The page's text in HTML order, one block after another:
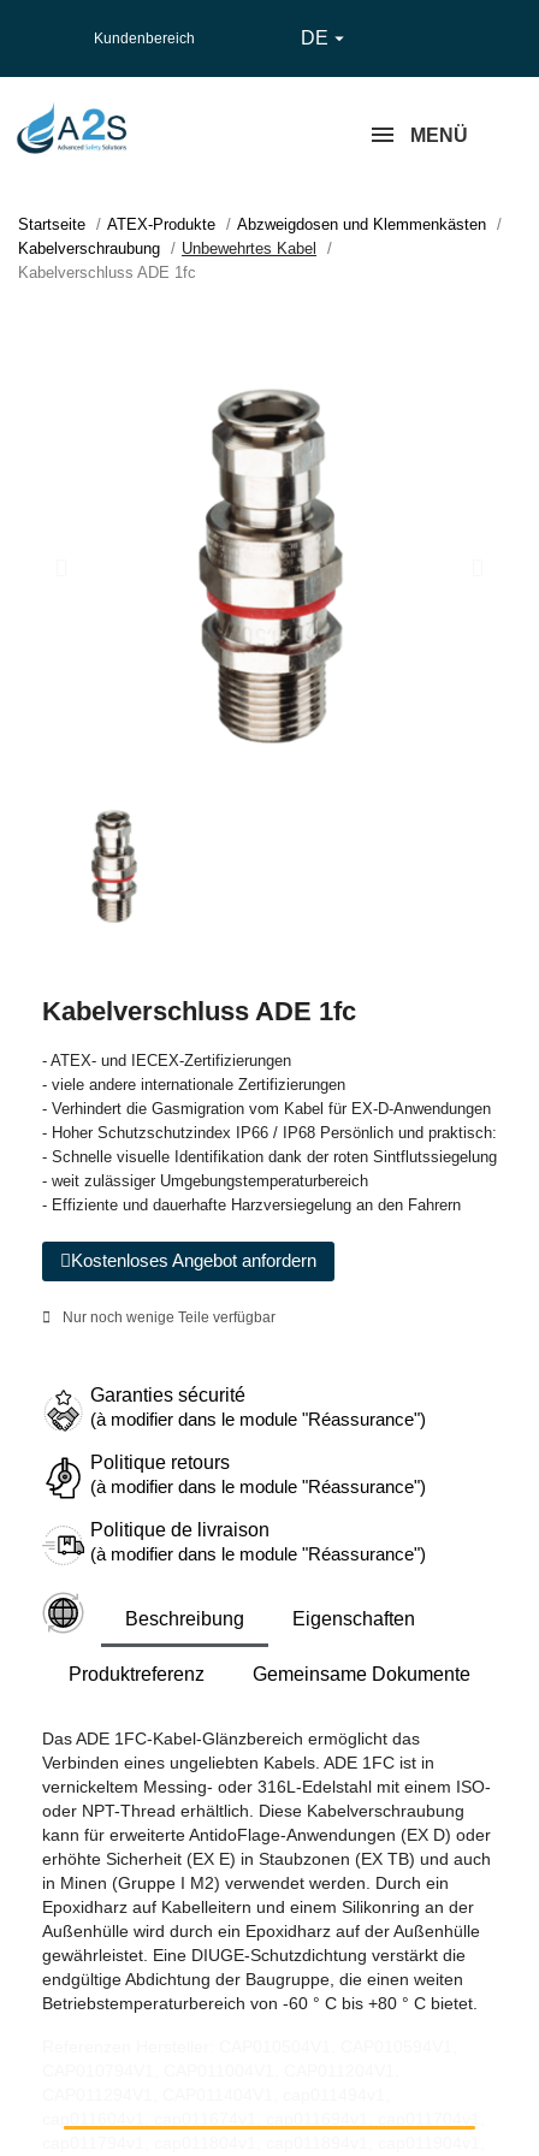
Kundenbereich DE 
MENÜ
Startseite ATEX-Produkte
Abzweigdosen und Klemmenkästen
Kabelverschraubung
Unbewehrtes Kabel
Kabelverschluss ADE 1fc
Kabelverschluss ADE 1fc
- ATEX- und IECEX-Zertifizierungen
- viele andere internationale Zertifizierungen
- Verhindert die Gasmigration vom Kabel für EX-D-Anwendungen
- Hoher Schutzschutzindex IP66 / IP68 Persönlich und praktisch:
- Schnelle visuelle Identifikation dank der roten Sintflutssiegelung
- weit zulässiger Umgebungstemperaturbereich
- Effiziente und dauerhafte Harzversiegelung an den Fahrern
Kostenloses Angebot anfordern
Nur noch wenige Teile verfügbar
Garanties sécurité
(à modifier dans le module "Réassurance")
Politique retours
(à modifier dans le module "Réassurance")
Politique de livraison
(à modifier dans le module "Réassurance")
Beschreibung Eigenschaften
Produktreferenz Gemeinsame Dokumente
Das ADE 1FC-Kabel-Glänzbereich ermöglicht das
Verbinden eines ungeliebten Kabels. ADE 1FC ist in
vernickeltem Messing- oder 316L-Edelstahl mit einem ISO-
oder NPT-Thread erhältlich. Diese Kabelverschraubung
kann für erweiterte AntidoFlage-Anwendungen (EX D) oder
erhöhte Sicherheit (EX E) in Staubzonen (EX TB) und auch
in Minen (Gruppe I M2) verwendet werden. Durch ein
Epoxidharz auf Kabelleitern und einem Silikonring an der
Außenhülle wird durch ein Epoxidharz auf der Außenhülle
gewährleistet. Eine DIUGE-Schutzdichtung verstärkt die
endgültige Abdichtung der Baugruppe, die einen weiten
Betriebstemperaturbereich von -60 ° C bis +80 ° C bietet.